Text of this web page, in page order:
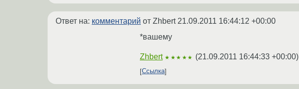
Ответ на: комментарий от Zhbert 21.09.2011 16:44:12 +00:00
*вашему
Zhbert ★★★★★ (21.09.2011 16:44:33 +00:00)
Ссылка